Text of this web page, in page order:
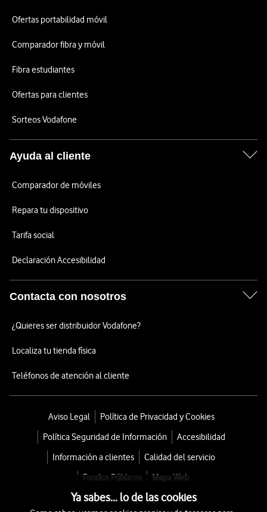
Ofertas portabilidad móvil
Comparador fibra y móvil
Fibra estudiantes
Ofertas para clientes
Sorteos Vodafone
Ayuda al cliente
Comparador de móviles
Repara tu dispositivo
Tarifa social
Declaración Accesibilidad
Contacta con nosotros
¿Quieres ser distribuidor Vodafone?
Localiza tu tienda física
Teléfonos de atención al cliente
Aviso Legal
Política de Privacidad y Cookies
Política Seguridad de Información
Accesibilidad
Información a clientes
Calidad del servicio
Fondos Públicos
Mapa Web
Ya sabes... lo de las cookies